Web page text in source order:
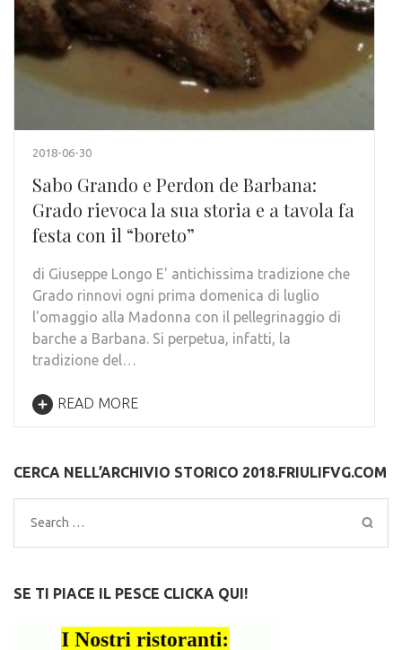
2018-06-30
Sabo Grando e Perdon de Barbana:
Grado rievoca la sua storia e a tavola fa
festa con il “boreto”
di Giuseppe Longo E' antichissima tradizione che
Grado rinnovi ogni prima domenica di luglio
l'omaggio alla Madonna con il pellegrinaggio di
barche a Barbana. Si perpetua, infatti, la
tradizione del…
READ MORE
CERCA NELL’ARCHIVIO STORICO 2018.FRIULIFVG.COM
Search
for:
SE TI PIACE IL PESCE CLICKA QUI!